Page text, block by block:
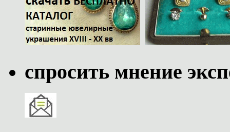
спросить мнение